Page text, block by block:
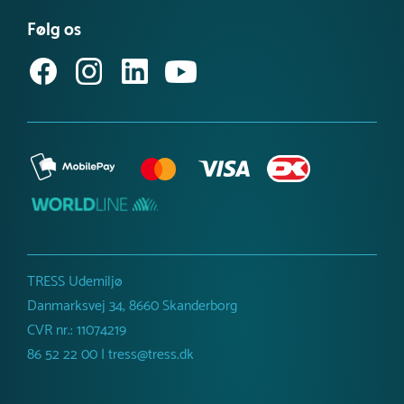
Få vores nyhedsbrev
Købsvilkår (erhverv)
Følg os
TRESS Udemiljø
Danmarksvej 34, 8660 Skanderborg
CVR nr.: 11074219
86 52 22 00 | tress@tress.dk